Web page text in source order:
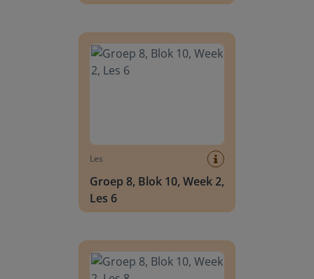
Les
Groep 8, Blok 10, Week 2,
Les 6